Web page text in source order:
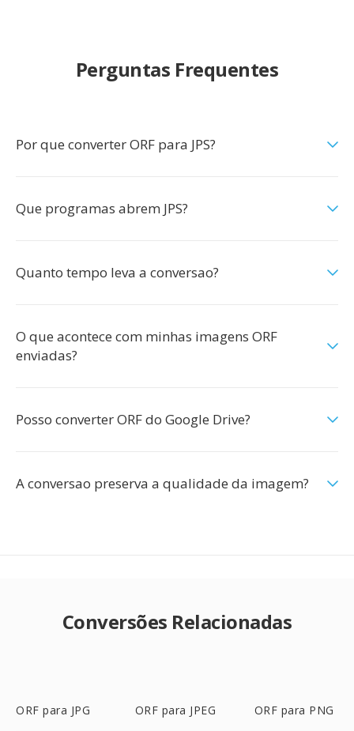
Perguntas Frequentes
Por que converter ORF para JPS?
Que programas abrem JPS?
Quanto tempo leva a conversao?
O que acontece com minhas imagens ORF
enviadas?
Posso converter ORF do Google Drive?
A conversao preserva a qualidade da imagem?
Conversões Relacionadas
ORF para JPG ORF para JPEG ORF para PNG